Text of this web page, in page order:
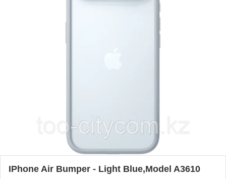
IPhone Air Bumper - Light Blue,Model A3610